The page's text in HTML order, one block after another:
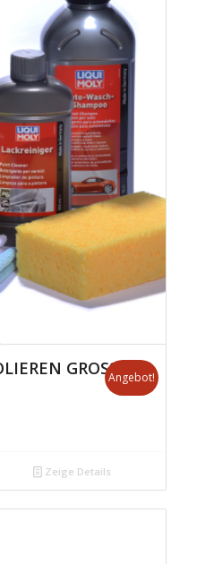
GROSSAngebot!
Zeige Details